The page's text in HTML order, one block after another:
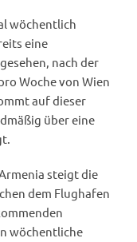
wöchentlich
eine
nach der
Woche von Wien
auf dieser
über eine
steigt die
dem Flughafen
wöchentliche